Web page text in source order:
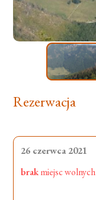
Rezerwacja
26 czerwca 2021
brakmiejsc wolnych